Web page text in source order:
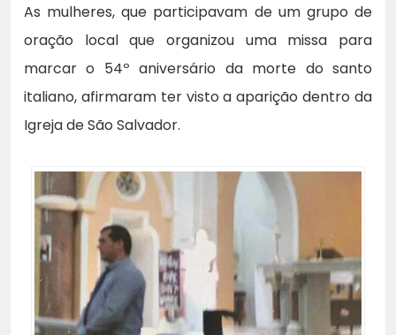
As mulheres, que participavam de um grupo de
oração local que organizou uma missa para
marcar o 54º aniversário da morte do santo
italiano, afirmaram ter visto a aparição dentro da
Igreja de São Salvador.